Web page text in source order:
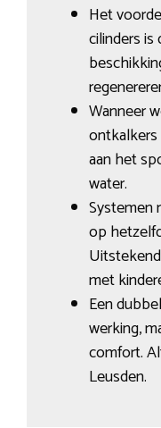
Het
cilinders
Wanneer
aan het
water.
Systemen
op
met
Een
werking,
comfort.
Leusden.